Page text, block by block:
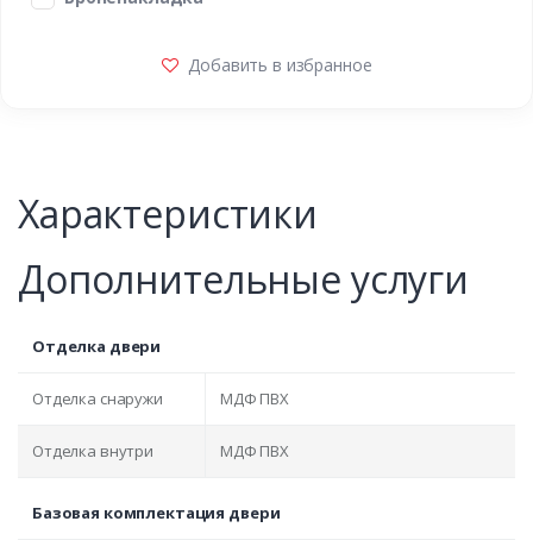
Добавить в избранное
Характеристики
Дополнительные услуги
Отделка двери
Отделка снаружи МДФ ПВХ
Отделка внутри МДФ ПВХ
Базовая комплектация двери